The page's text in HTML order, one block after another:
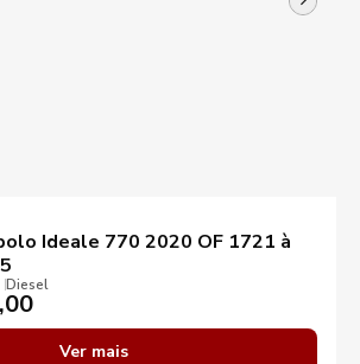
Ideale 770 2020 OF 1721 à
Diesel
Ver mais